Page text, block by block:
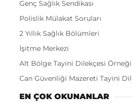
Genç Sağlık Sendikası
Polislik Mülakat Soruları
2 Yıllık Sağlık Bölümleri
İşitme Merkezi
Alt Bölge Tayini Dilekçesi
Can Güvenliği Mazereti Tayini
EN ÇOK OKUNANLAR